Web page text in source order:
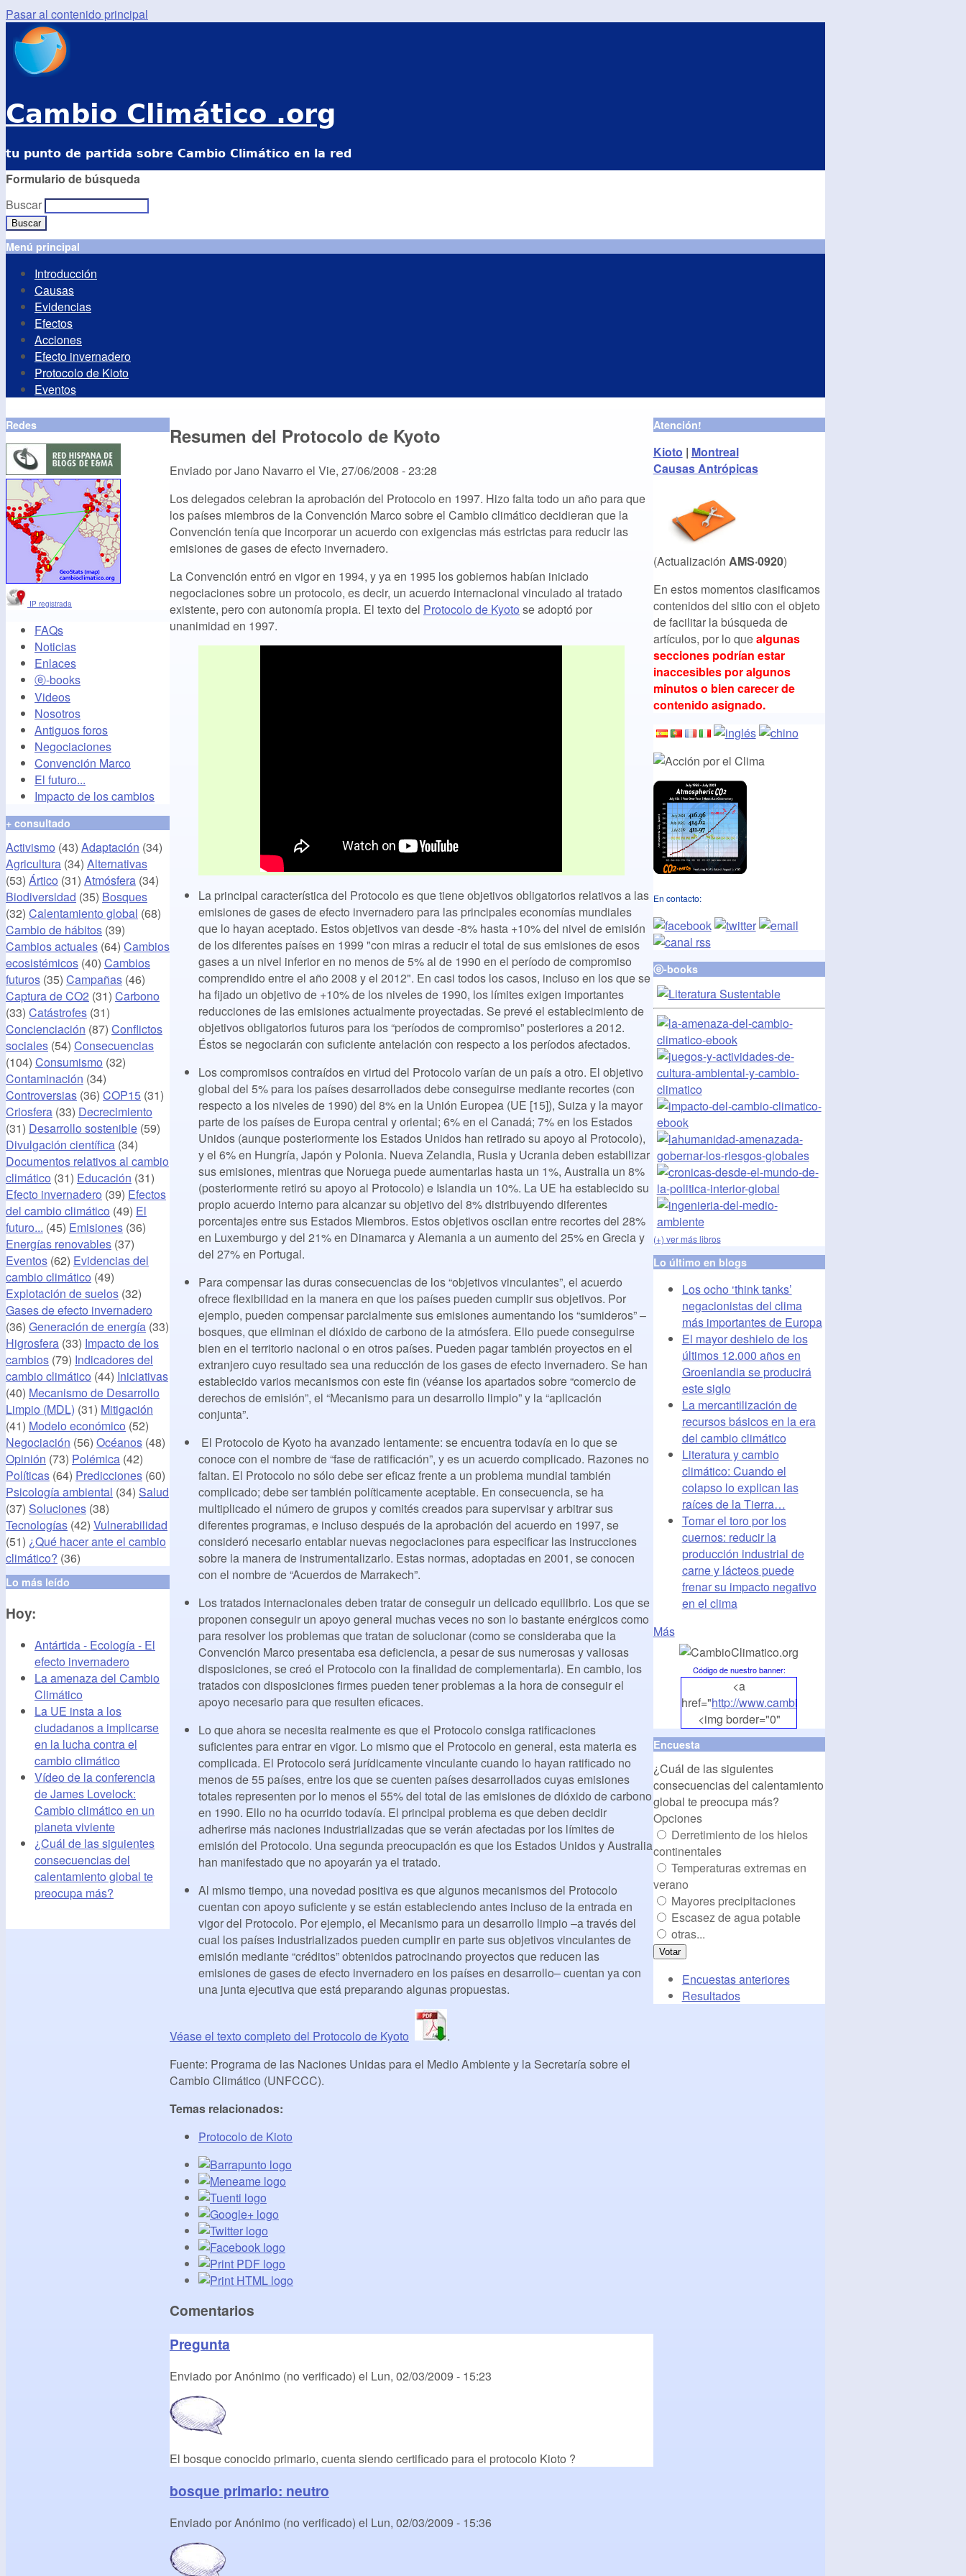
Pasar al contenido principal
Cambio Climático .org
tu punto de partida sobre Cambio Climático en la red
Formulario de búsqueda
Buscar
Menú principal
Introducción
Causas
Evidencias
Efectos
Acciones
Efecto invernadero
Protocolo de Kioto
Eventos
Resumen del Protocolo de Kyoto
Enviado porJano Navarro el Vie, 27/06/2008 - 23:28
Los delegados celebran la aprobación del Protocolo en 1997. Hizo falta todo un año para que
los países miembros de la Convención Marco sobre el Cambio climático decidieran que la
Convención tenía que incorporar un acuerdo con exigencias más estrictas para reducir las
emisiones de gases de efecto invernadero.
La Convención entró en vigor en 1994, y ya en 1995 los gobiernos habían iniciado
negociaciones sobre un protocolo, es decir, un acuerdo internacional vinculado al tratado
existente, pero con autonomía propia. El texto del Protocolo de Kyoto se adoptó por
unanimidad en 1997.
La principal característica del Protocolo es que tiene objetivos obligatorios relativos a las
emisiones de gases de efecto invernadero para las principales economías mundiales
que lo hayan aceptado. Estos objetivos van desde -8% hasta +10% del nivel de emisión
de los diferentes países en 1999 "con miras a reducir el total de sus emisiones de esos
gases a un nivel inferior en no menos de 5% al de 1990 en el período de compromiso
comprendido entre el año 2008 y el 2012". En casi todos los casos, incluso en los que se
ha fijado un objetivo de +10% de los niveles de 1990, los límites exigen importantes
reducciones de las emisiones actualmente proyectadas. Se prevé el establecimiento de
objetivos obligatorios futuros para los “períodos de compromiso” posteriores a 2012.
Éstos se negociarán con suficiente antelación con respecto a los períodos afectados.
Los compromisos contraídos en virtud del Protocolo varían de un país a otro. El objetivo
global del 5% para los países desarrollados debe conseguirse mediante recortes (con
respecto a los niveles de 1990) del 8% en la Unión Europea (UE [15]), Suiza y la mayor
parte de los países de Europa central y oriental; 6% en el Canadá; 7% en los Estados
Unidos (aunque posteriormente los Estados Unidos han retirado su apoyo al Protocolo),
y el 6% en Hungría, Japón y Polonia. Nueva Zelandia, Rusia y Ucrania deben estabilizar
sus emisiones, mientras que Noruega puede aumentarlas hasta un 1%, Australia un 8%
(posteriormente retiró su apoyo al Protocolo) e Islandia un 10%. La UE ha establecido su
propio acuerdo interno para alcanzar su objetivo del 8% distribuyendo diferentes
porcentajes entre sus Estados Miembros. Estos objetivos oscilan entre recortes del 28%
en Luxemburgo y del 21% en Dinamarca y Alemania a un aumento del 25% en Grecia y
del 27% en Portugal.
Para compensar las duras consecuencias de los “objetivos vinculantes”, el acuerdo
ofrece flexibilidad en la manera en que los países pueden cumplir sus objetivos. Por
ejemplo, pueden compensar parcialmente sus emisiones aumentando los “sumideros” –
bosques, que eliminan el dióxido de carbono de la atmósfera. Ello puede conseguirse
bien en el territorio nacional o en otros países. Pueden pagar también proyectos en el
extranjero cuyo resultado sea una reducción de los gases de efecto invernadero. Se han
establecido varios mecanismos con este fin (véanse los apartados sobre “comercio de
derechos de emisión”, el “Mecanismo para un desarrollo limpio” y la “aplicación
conjunta”.
El Protocolo de Kyoto ha avanzado lentamente: se encuentra todavía en lo que se
conoce con el nombre de “fase de ratificación”, y es un acuerdo complicado. Razones no
faltan. El Protocolo no sólo debe ser eficaz frente a un problema mundial también
complicado; debe ser también políticamente aceptable. En consecuencia, se ha
multiplicado el número de grupos y comités creados para supervisar y arbitrar sus
diferentes programas, e incluso después de la aprobación del acuerdo en 1997, se
consideró necesario entablar nuevas negociaciones para especificar las instrucciones
sobre la manera de instrumentalizarlo. Estas normas, adoptadas en 2001, se conocen
con el nombre de “Acuerdos de Marrakech”.
Los tratados internacionales deben tratar de conseguir un delicado equilibrio. Los que se
proponen conseguir un apoyo general muchas veces no son lo bastante enérgicos como
para resolver los problemas que tratan de solucionar (como se consideraba que la
Convención Marco presentaba esa deficiencia, a pesar de sus numerosas y valiosas
disposiciones, se creó el Protocolo con la finalidad de complementarla). En cambio, los
tratados con disposiciones firmes pueden tener problemas a la hora de conseguir el
apoyo necesario para que resulten eficaces.
Lo que ahora se necesita realmente es que el Protocolo consiga ratificaciones
suficientes para entrar en vigor. Lo mismo que el Protocolo en general, esta materia es
complicada. El Protocolo será jurídicamente vinculante cuando lo hayan ratificado no
menos de 55 países, entre los que se cuenten países desarrollados cuyas emisiones
totales representen por lo menos el 55% del total de las emisiones de dióxido de carbono
en 1990. Ello no ha ocurrido todavía. El principal problema es que deben decidir
adherirse más naciones industrializadas que se verán afectadas por los límites de
emisión del Protocolo. Una segunda preocupación es que los Estados Unidos y Australia
han manifestado que no apoyarán ya el tratado.
Al mismo tiempo, una novedad positiva es que algunos mecanismos del Protocolo
cuentan con apoyo suficiente y se están estableciendo antes incluso de la entrada en
vigor del Protocolo. Por ejemplo, el Mecanismo para un desarrollo limpio –a través del
cual los países industrializados pueden cumplir en parte sus objetivos vinculantes de
emisión mediante “créditos” obtenidos patrocinando proyectos que reducen las
emisiones de gases de efecto invernadero en los países en desarrollo– cuentan ya con
una junta ejecutiva que está preparando algunas propuestas.
Véase el texto completo del Protocolo de Kyoto
.
Fuente: Programa de las Naciones Unidas para el Medio Ambiente y la Secretaría sobre el
Cambio Climático (UNFCCC).
Temas relacionados:
Protocolo de Kioto
Comentarios
Pregunta
Enviado porAnónimo (no verificado) el Lun, 02/03/2009 - 15:23
El bosque conocido primario, cuenta siendo certificado para el protocolo Kioto ?
bosque primario: neutro
Enviado porAnónimo (no verificado) el Lun, 02/03/2009 - 15:36
Redes
IP registrada
FAQs
Noticias
Enlaces
ⓔ-books
Videos
Nosotros
Antiguos foros
Negociaciones
Convención Marco
El futuro...
Impacto de los cambios
+ consultado
Activismo (43) Adaptación (34)
Agricultura (34) Alternativas
(53) Ártico (31) Atmósfera (34)
Biodiversidad (35) Bosques
(32) Calentamiento global (68)
Cambio de hábitos (39)
Cambios actuales (64) Cambios
ecosistémicos (40) Cambios
futuros (35) Campañas (46)
Captura de CO2 (31) Carbono
(33) Catástrofes (31)
Concienciación (87) Conflictos
sociales (54) Consecuencias
(104) Consumismo (32)
Contaminación (34)
Controversias (36) COP15 (31)
Criosfera (33) Decrecimiento
(31) Desarrollo sostenible (59)
Divulgación científica (34)
Documentos relativos al cambio
climático (31) Educación (31)
Efecto invernadero (39) Efectos
del cambio climático (49) El
futuro... (45) Emisiones (36)
Energías renovables (37)
Eventos (62) Evidencias del
cambio climático (49)
Explotación de suelos (32)
Gases de efecto invernadero
(36) Generación de energía (33)
Higrosfera (33) Impacto de los
cambios (79) Indicadores del
cambio climático (44) Iniciativas
(40) Mecanismo de Desarrollo
Limpio (MDL) (31) Mitigación
(41) Modelo económico (52)
Negociación (56) Océanos (48)
Opinión (73) Polémica (42)
Políticas (64) Predicciones (60)
Psicología ambiental (34) Salud
(37) Soluciones (38)
Tecnologías (42) Vulnerabilidad
(51) ¿Qué hacer ante el cambio
climático? (36)
Lo más leído
Hoy:
Antártida - Ecología - El
efecto invernadero
La amenaza del Cambio
Climático
La UE insta a los
ciudadanos a implicarse
en la lucha contra el
cambio climático
Vídeo de la conferencia
de James Lovelock:
Cambio climático en un
planeta viviente
¿Cuál de las siguientes
consecuencias del
calentamiento global te
preocupa más?
Atención!
Kioto | Montreal
Causas Antrópicas
(Actualización AMS·0920)
En estos momentos clasificamos
contenidos del sitio con el objeto
de facilitar la búsqueda de
artículos, por lo quealgunas
secciones podrían estar
inaccesibles por algunos
minutos o bien carecer de
contenido asignado.
En contacto:
ⓔ-books
(+) ver más libros
Lo último en blogs
Los ocho ‘think tanks’
negacionistas del clima
más importantes de Europa
El mayor deshielo de los
últimos 12.000 años en
Groenlandia se producirá
este siglo
La mercantilización de
recursos básicos en la era
del cambio climático
Literatura y cambio
climático: Cuando el
colapso lo explican las
raíces de la Tierra…
Tomar el toro por los
cuernos: reducir la
producción industrial de
carne y lácteos puede
frenar su impacto negativo
en el clima
Más
Código de nuestro banner:
<a
href="http://www.cambioclimatico.org
<img border="0"
align="middle"
src="http://www.cambioclimatico.org/banners/
alt="CambioClimatico.org"
/></a>
Encuesta
¿Cuál de las siguientes
consecuencias del calentamiento
global te preocupa más?
Opciones
Derretimiento de los hielos
continentales
Temperaturas extremas en
verano
Mayores precipitaciones
Escasez de agua potable
otras...
Encuestas anteriores
Resultados